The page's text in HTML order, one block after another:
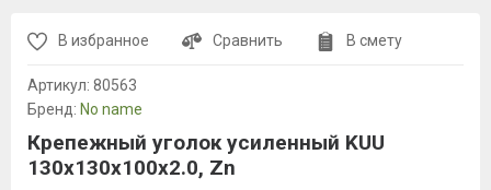
В избранное Сравнить В смету
Артикул: 80563
Бренд: No name
Крепежный уголок усиленный KUU
130х130х100х2.0, Zn